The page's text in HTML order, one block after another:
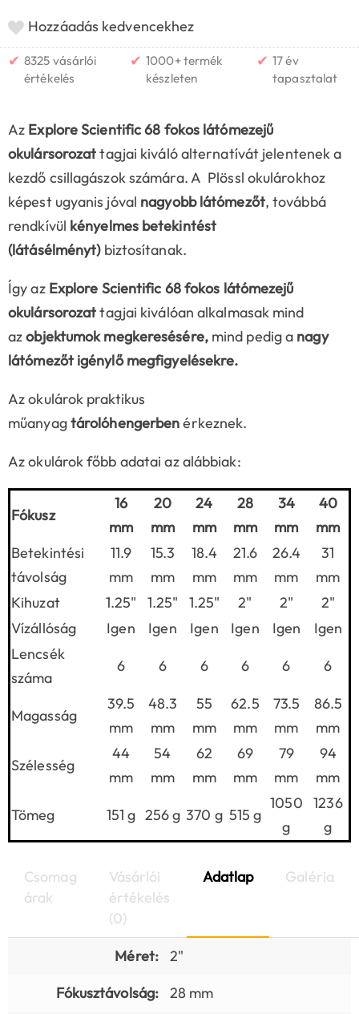
Hozzáadás kedvencekhez
✔ 8325 vásárlói
értékelés
✔ 1000+ termék
készleten
✔ 17 év
tapasztalat
Az Explore Scientific 68 fokos látómezejű
okulársorozattagjai kiváló alternatívát jelentenek a
kezdő csillagászok számára. A Plössl okulárokhoz
képest ugyanis jóval nagyobb látómezőt, továbbá
rendkívül kényelmes betekintést
(látásélményt)biztosítanak.
Így az Explore Scientific 68 fokos látómezejű
okulársorozattagjai kiválóan alkalmasak mind
azobjektumok megkeresésére, mind pedig a nagy
látómezőt igénylő megfigyelésekre.
Az okulárok praktikus
műanyagtárolóhengerbenérkeznek.
Az okulárok főbb adatai az alábbiak:
Fókusz
16
mm
20
mm
24
mm
28
mm
34
mm
40
mm
Betekintési
távolság
11.9
mm
15.3
mm
18.4
mm
21.6
mm
26.4
mm
31
mm
Kihuzat
1.25" 1.25" 1.25" 2" 2"
2"
Vízállóság
Igen Igen Igen Igen Igen
Igen
Lencsék
száma
6 6 6 6 6 6
Magasság
39.5
mm
48.3
mm
55
mm
62.5
mm
73.5
mm
86.5
mm
Szélesség
44
mm
54
mm
62
mm
69
mm
79
mm
94
mm
Tömeg 151 g 256 g 370 g 515 g
1050
g
1236
g
Csomag
árak
Vásárlói
értékelés
(0)
Adatlap Galéria
Méret:
2"
Fókusztávolság:
28 mm